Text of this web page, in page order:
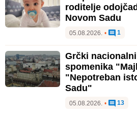
roditelje
Novom Sadu
05.08.2026. • 1
Grčki
spomenika
"Nepotreban
Sadu"
05.08.2026. • 13